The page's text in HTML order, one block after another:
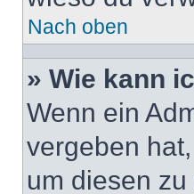
Nach oben
» Wie kann
Wenn ein
vergeben
um diesen